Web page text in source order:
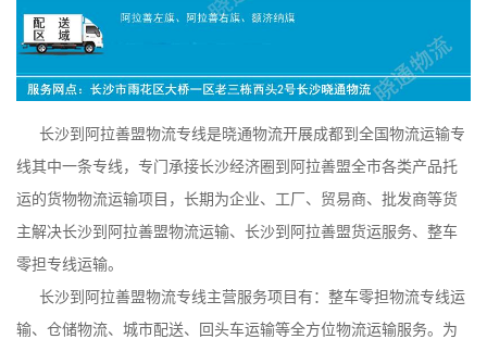
长沙到阿拉善盟物流专线是晓通物流开展成都到全国物流运输专
线其中一条专线，专门承接长沙经济圈到阿拉善盟全市各类产品托
运的货物物流运输项目，长期为企业、工厂、贸易商、批发商等货
主解决长沙到阿拉善盟物流运输、长沙到阿拉善盟货运服务、整车
零担专线运输。
长沙到阿拉善盟物流专线主营服务项目有：整车零担物流专线运
输、仓储物流、城市配送、回头车运输等全方位物流运输服务。为